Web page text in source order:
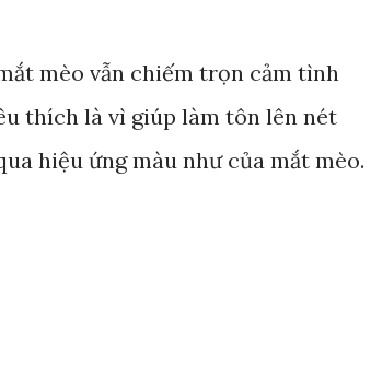
mèo vẫn chiếm trọn cảm tình
thích là vì giúp làm tôn lên nét
hiệu ứng màu như của mắt mèo.